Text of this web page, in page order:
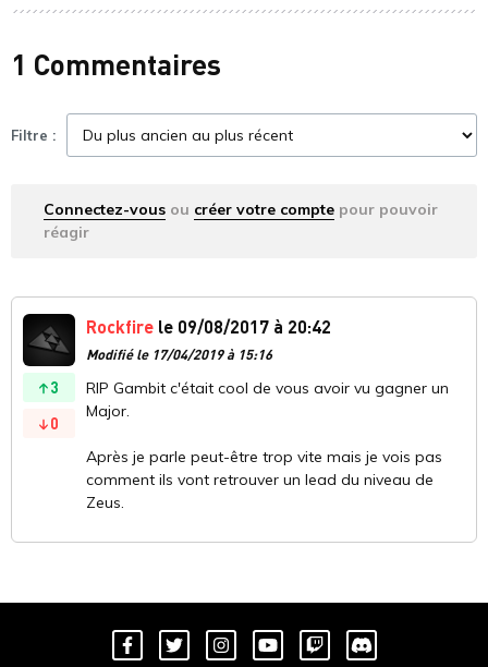
1 Commentaires
Filtre :
Connectez-vous ou créer votre compte pour pouvoir
réagir
3
0
Rockfire le 09/08/2017 à 20:42
Modifié le 17/04/2019 à 15:16
RIP Gambit c'était cool de vous avoir vu gagner un
Major.
Après je parle peut-être trop vite mais je vois pas
comment ils vont retrouver un lead du niveau de
Zeus.